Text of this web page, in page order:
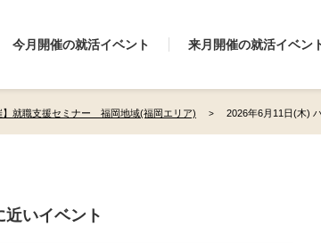
今月開催の就活イベント 来月開催の就活イベン
】就職支援セミナー 福岡地域(福岡エリア) 2026年6月11日(木)
いイベント